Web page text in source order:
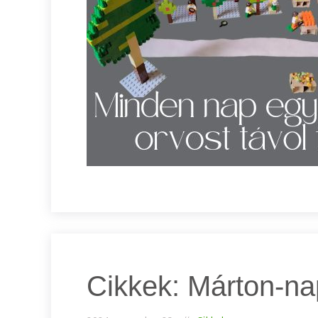
Cikkek: Márton-